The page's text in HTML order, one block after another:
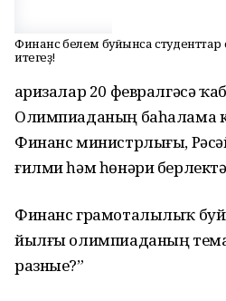
Финанс белем буйынса
итегеҙ!
Ғаризалар 20 февралгәсә
Олимпиаданың баһалама
Финанс министрлығы,
ғилми һәм һөнәри
Финанс грамоталылыҡ
йылғы олимпиаданың
разные?”